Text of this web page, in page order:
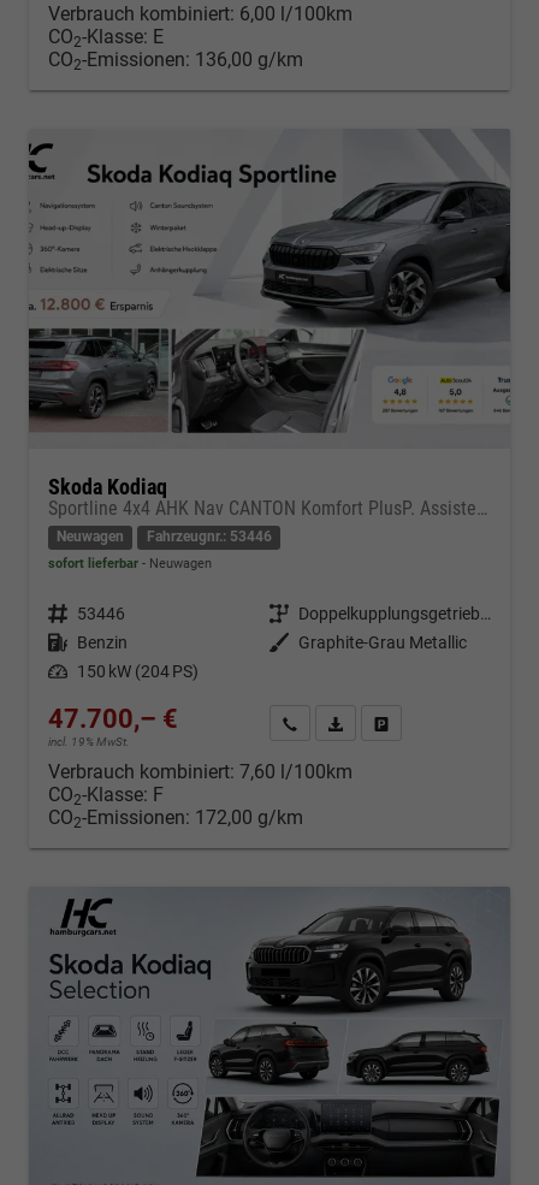
Verbrauch kombiniert: 6,00 l/100km
CO2-Klasse: E
CO2-Emissionen: 136,00 g/km
Skoda Kodiaq
Sportline 4x4 AHK Nav CANTON Komfort PlusP. AssistenzP
Neuwagen Fahrzeugnr.: 53446
sofort lieferbar Neuwagen
Fahrzeugnr. 53446 Getriebe
Doppelkupplungsgetriebe (DSG)
Kraftstoff Benzin Außenfarbe
Graphite-Grau Metallic
Leistung 150 kW (204 PS)
47.700,– €
incl. 19% MwSt.
Kontakt & Angebot anfordern
PDF-Datei, Fahrzeugexposé
Verbrauch kombiniert: 7,60 l/100km
CO2-Klasse: F
CO2-Emissionen: 172,00 g/km